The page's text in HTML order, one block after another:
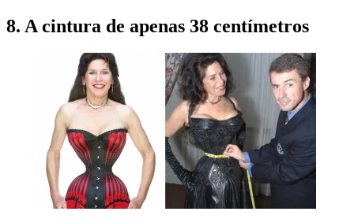
8. A cintura de apenas 38 centímetros